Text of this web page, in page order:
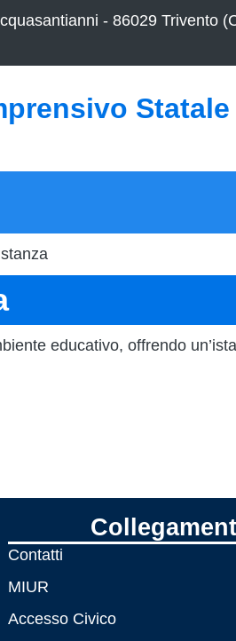
- 86029 Trivento
educativo, offrendo
Contatti
MIUR
Accesso Civico